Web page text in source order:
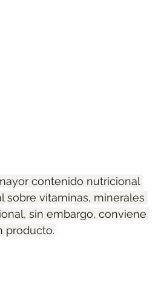
contenido nutricional
sobre vitaminas, minerales
sin embargo, conviene
producto.